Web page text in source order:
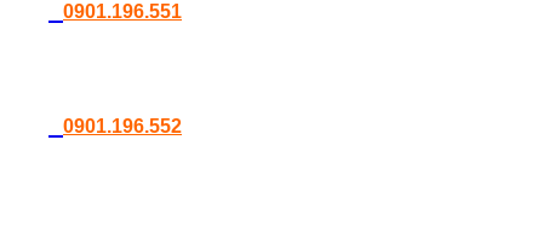
0901.196.551
0901.196.552